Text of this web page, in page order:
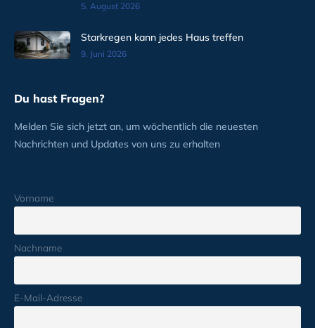
5. August 2026
Starkregen kann jedes Haus treffen
9. Juni 2026
Du hast Fragen?
Melden Sie sich jetzt an, um wöchentlich die neuesten
Nachrichten und Updates von uns zu erhalten
Vorname
Nachname
E-Mail-Adresse